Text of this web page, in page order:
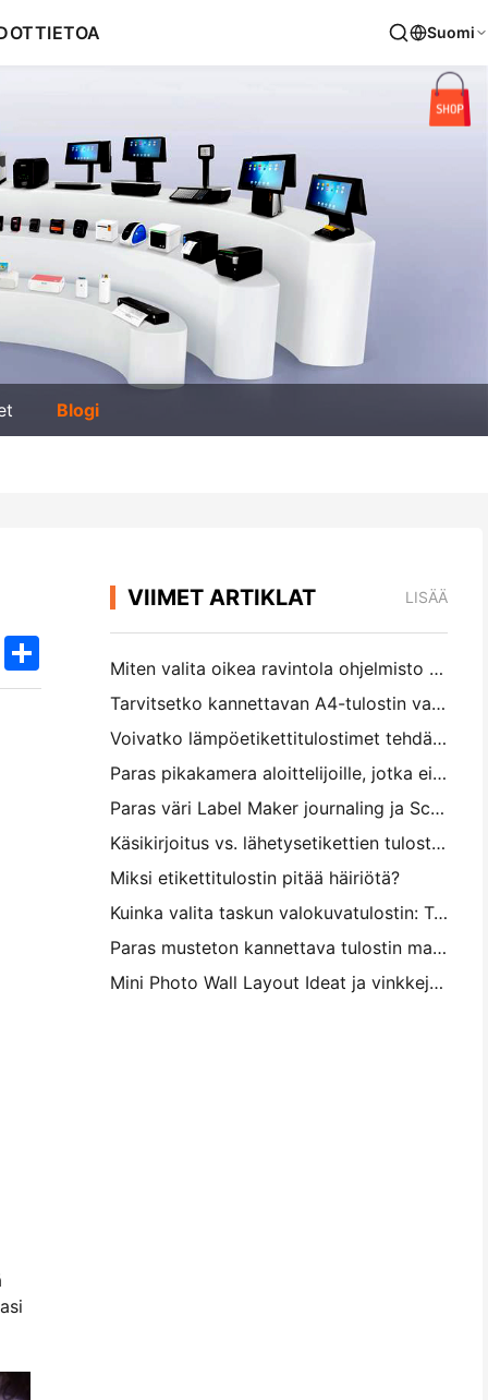
TIETOA Suomi
Blogi
TwitterShare
VIIMET ARTIKLAT LISÄÄ
Miten valita oikea ravintola ohjelmisto pieni tai keskikokoinen ravintola
Tarvitsetko kannettavan A4-tulostin varastolaskuihin? Mikä todella toimii
Voivatko lämpöetikettitulostimet tehdä vesitiivisiä etikettejä pienille yritystuotteille?
Paras pikakamera aloittelijoille, jotka eivät halua tuhlata paperia
Paras väri Label Maker journaling ja Scrapbooking: Lisää lisää väriä jokaiselle sivulle
Käsikirjoitus vs. lähetysetikettien tulostus: vinkkejä pienille yrityksille vuonna 2026
Miksi etikettitulostin pitää häiriötä?
Kuinka valita taskun valokuvatulostin: Täydellinen opas päiväkirjan, matkan ja iPhone-käyttäjille
Paras musteton kannettava tulostin matkalle, koululle ja mobiilityölle: Hanin MT620 Pro Review
Mini Photo Wall Layout Ideat ja vinkkejä makuuhuoneen ja asunnon koristelu